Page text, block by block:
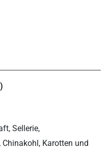
Sellerie,
Karotten und